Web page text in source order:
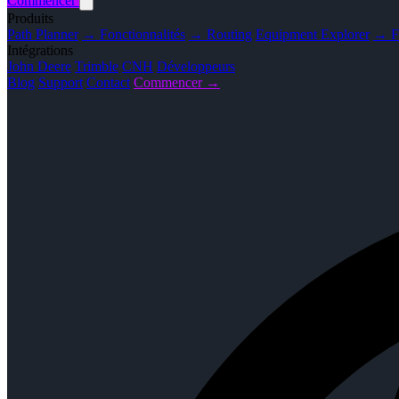
Produits
Path Planner → Fonctionnalités → Routing Equipment Explorer →
Intégrations
John Deere Trimble CNH Développeurs
Blog Support Contact Commencer →